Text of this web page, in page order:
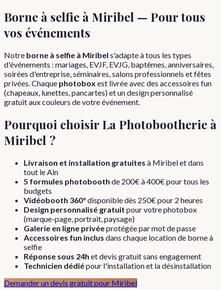
Borne à selfie à Miribel — Pour tous
vos événements
Notre borne à selfie à Miribel s'adapte à tous les types
d'événements : mariages, EVJF, EVJG, baptêmes, anniversaires,
soirées d'entreprise, séminaires, salons professionnels et fêtes
privées. Chaque photobox est livrée avec des accessoires fun
(chapeaux, lunettes, pancartes) et un design personnalisé
gratuit aux couleurs de votre événement.
Pourquoi choisir La Photobootherie à
Miribel ?
Livraison et installation gratuites à Miribelet dans
tout leAin
5 formules photobooth de 200€ à 400€ pour tous les
budgets
Vidéobooth 360°disponible dès 250€ pour 2 heures
Design personnalisé gratuit pour votre photobox
(marque-page, portrait, paysage)
Galerie en ligne privéeprotégée par mot de passe
Accessoires fun inclus dans chaque location de borne à
selfie
Réponse sous 24h et devis gratuit sans engagement
Technicien dédiépour l'installation et la désinstallation
Demander un devis gratuit pour Miribel